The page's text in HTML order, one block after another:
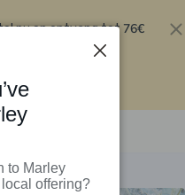
nu en ontvang tot 76€
to Marley
offering?